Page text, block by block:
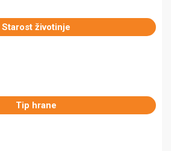
Starost životinje
Tip hrane